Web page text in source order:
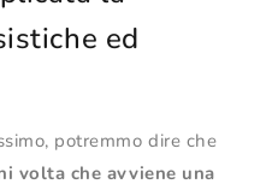
ed
potremmo dire che
volta che avviene una